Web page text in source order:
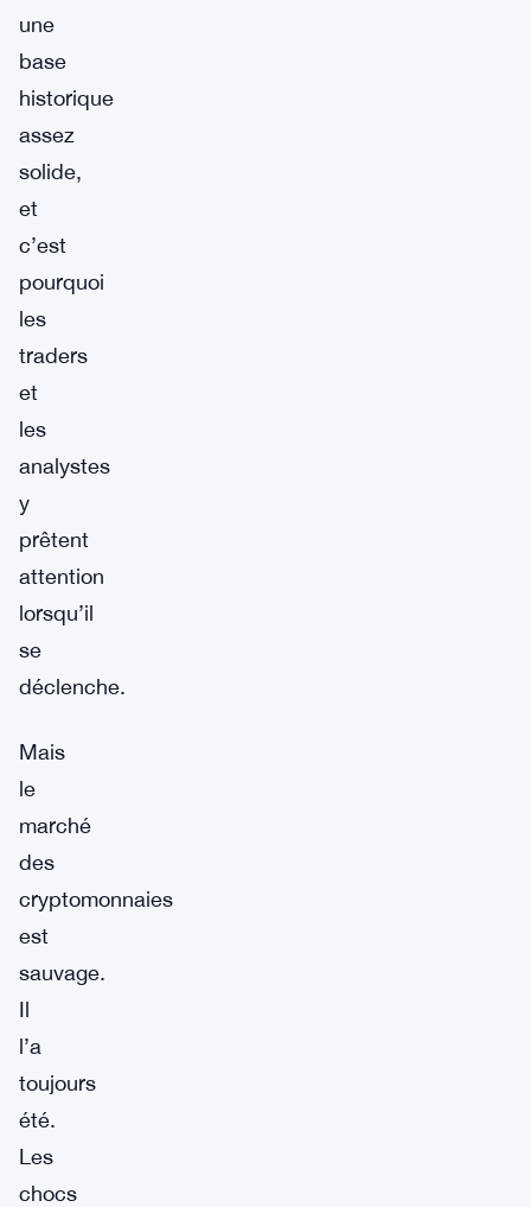
une
base
historique
assez
solide,
et
c’est
pourquoi
les
traders
et
les
analystes
y
prêtent
attention
lorsqu’il
se
déclenche.
Mais
le
marché
des
cryptomonnaies
est
sauvage.
Il
l’a
toujours
été.
Les
chocs